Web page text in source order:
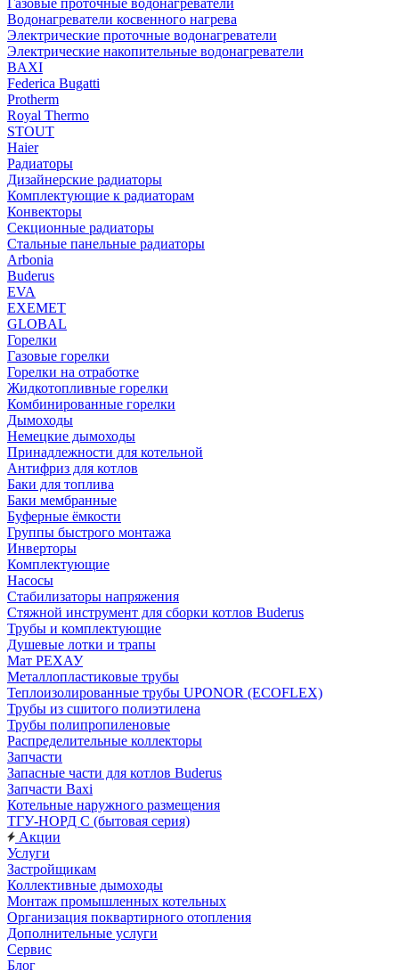
Газовые проточные водонагреватели
Водонагреватели косвенного нагрева
Электрические проточные водонагреватели
Электрические накопительные водонагреватели
BAXI
Federica Bugatti
Protherm
Royal Thermo
STOUT
Haier
Радиаторы
Дизайнерские радиаторы
Комплектующие к радиаторам
Конвекторы
Секционные радиаторы
Стальные панельные радиаторы
Arbonia
Buderus
EVA
EXEMET
GLOBAL
Горелки
Газовые горелки
Горелки на отработке
Жидкотопливные горелки
Комбинированные горелки
Дымоходы
Немецкие дымоходы
Принадлежности для котельной
Антифриз для котлов
Баки для топлива
Баки мембранные
Буферные ёмкости
Группы быстрого монтажа
Инверторы
Комплектующие
Насосы
Стабилизаторы напряжения
Стяжной инструмент для сборки котлов Buderus
Трубы и комплектующие
Душевые лотки и трапы
Мат РЕХАУ
Металлопластиковые трубы
Теплоизолированные трубы UPONOR (ECOFLEX)
Трубы из сшитого полиэтилена
Трубы полипропиленовые
Распределительные коллекторы
Запчасти
Запасные части для котлов Buderus
Запчасти Baxi
Котельные наружного размещения
ТГУ-НОРД С (бытовая серия)
Акции
Услуги
Застройщикам
Коллективные дымоходы
Монтаж промышленных котельных
Организация поквартирного отопления
Дополнительные услуги
Сервис
Блог